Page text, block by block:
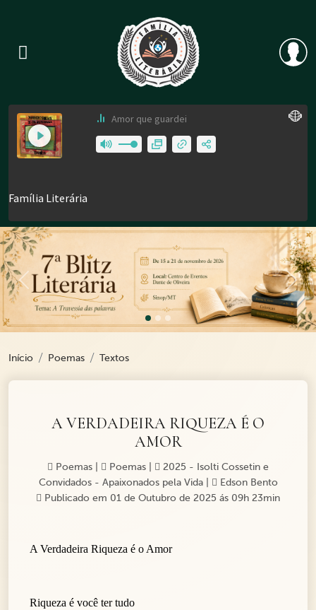
Previous
Início Poemas Textos
A VERDADEIRA RIQUEZA É O
AMOR
Poemas Poemas
2025 - Isolti Cossetin e
Convidados - Apaixonados pela Vida|
Edson Bento
Publicado em 01 de Outubro de 2025 ás 09h 23min
A Verdadeira Riqueza é o Amor
Riqueza é você ter tudo